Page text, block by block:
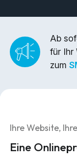
Websites
Content-Kreation
Marketing
Social Media
E-Mail Marketing
Ab
für Ihr
zum
Ihre Website,
Eine